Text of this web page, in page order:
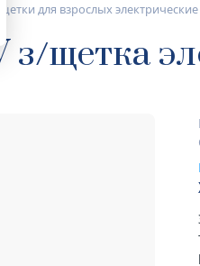
для взрослых электрические
з/щетка